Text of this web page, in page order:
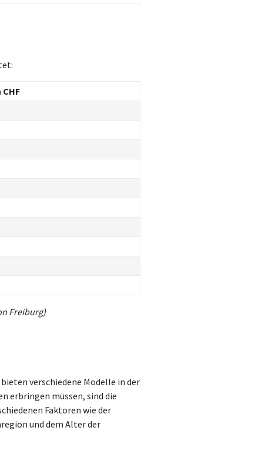
Freiburg)
verschiedene Modelle in der
erbringen müssen, sind die
Faktoren wie der
und dem Alter der